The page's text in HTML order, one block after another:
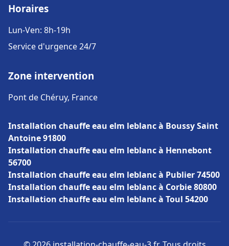
Horaires
Lun-Ven: 8h-19h
Service d'urgence 24/7
Zone intervention
Pont de Chéruy, France
Installation chauffe eau elm leblanc à Boussy Saint
Antoine 91800
Installation chauffe eau elm leblanc à Hennebont
56700
Installation chauffe eau elm leblanc à Publier 74500
Installation chauffe eau elm leblanc à Corbie 80800
Installation chauffe eau elm leblanc à Toul 54200